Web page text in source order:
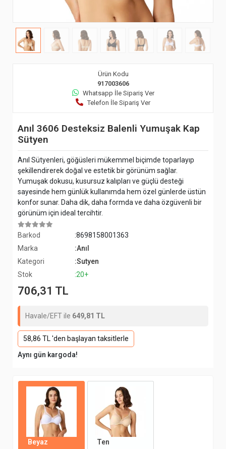
Ürün Kodu
917003606
Whatsapp İle Sipariş Ver
Telefon İle Sipariş Ver
Anıl 3606 Desteksiz Balenli Yumuşak Kap
Sütyen
Anıl Sütyenleri, göğüsleri mükemmel biçimde toparlayıp
şekillendirerek doğal ve estetik bir görünüm sağlar.
Yumuşak dokusu, kusursuz kalıpları ve güçlü desteği
sayesinde hem günlük kullanımda hem özel günlerde üstün
konfor sunar. Daha dik, daha formda ve daha özgüvenli bir
görünüm için ideal tercihtir.
Barkod
:8698158001363
Marka
:Anıl
Kategori
:Sutyen
Stok
:20+
706,31 TL
Havale/EFT ile 649,81 TL
58,86 TL 'den başlayan taksitlerle
Aynı gün kargoda!
Beyaz Ten